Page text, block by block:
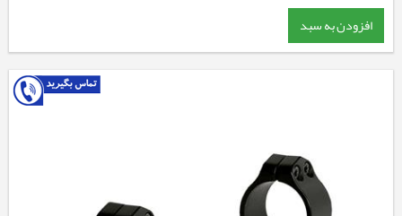
افزودن به سبد